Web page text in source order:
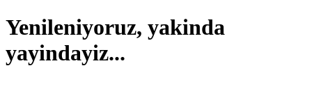
Yenileniyoruz, yakinda
yayindayiz...